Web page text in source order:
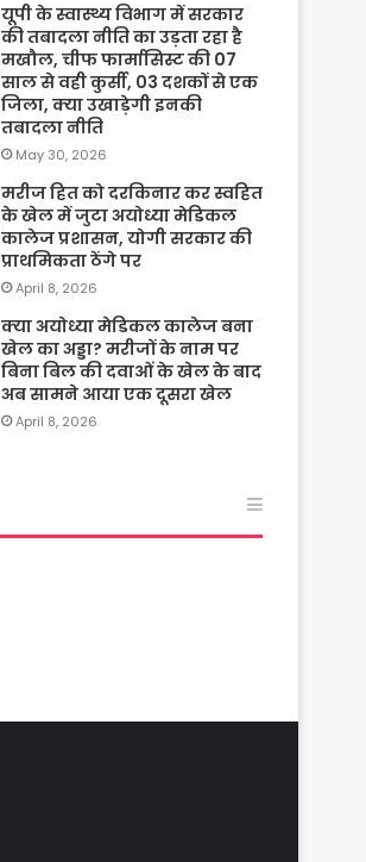
यूपी के स्वास्थ्य विभाग में सरकार
की तबादला नीति का उड़ता रहा है
मखौल, चीफ फार्मासिस्ट की 07
साल से वही कुर्सी, 03 दशकों से एक
जिला, क्या उखाड़ेगी इनकी
तबादला नीति
May 30, 2026
मरीज हित को दरकिनार कर स्वहित
के खेल में जुटा अयोध्या मेडिकल
कालेज प्रशासन, योगी सरकार की
प्राथमिकता ठेंगे पर
April 8, 2026
क्या अयोध्या मेडिकल कालेज बना
खेल का अड्डा? मरीजों के नाम पर
बिना बिल की दवाओं के खेल के बाद
अब सामने आया एक दूसरा खेल
April 8, 2026